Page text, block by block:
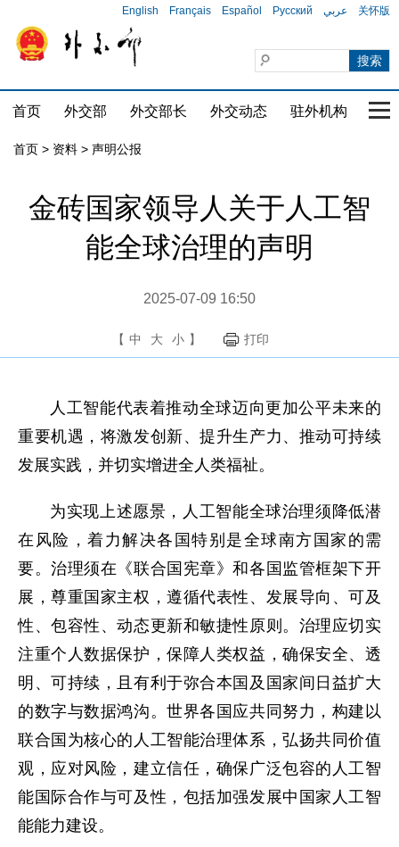
English Français Español Русский عربي 关怀版
首页 外交部 外交部长 外交动态 驻外机构 国
首页 > 资料 > 声明公报
金砖国家领导人关于人工智
能全球治理的声明
2025-07-09 16:50
【 中 大 小 】 打印
人工智能代表着推动全球迈向更加公平未来的
重要机遇，将激发创新、提升生产力、推动可持续
发展实践，并切实增进全人类福祉。
为实现上述愿景，人工智能全球治理须降低潜
在风险，着力解决各国特别是全球南方国家的需
要。治理须在《联合国宪章》和各国监管框架下开
展，尊重国家主权，遵循代表性、发展导向、可及
性、包容性、动态更新和敏捷性原则。治理应切实
注重个人数据保护，保障人类权益，确保安全、透
明、可持续，且有利于弥合本国及国家间日益扩大
的数字与数据鸿沟。世界各国应共同努力，构建以
联合国为核心的人工智能治理体系，弘扬共同价值
观，应对风险，建立信任，确保广泛包容的人工智
能国际合作与可及性，包括加强发展中国家人工智
能能力建设。